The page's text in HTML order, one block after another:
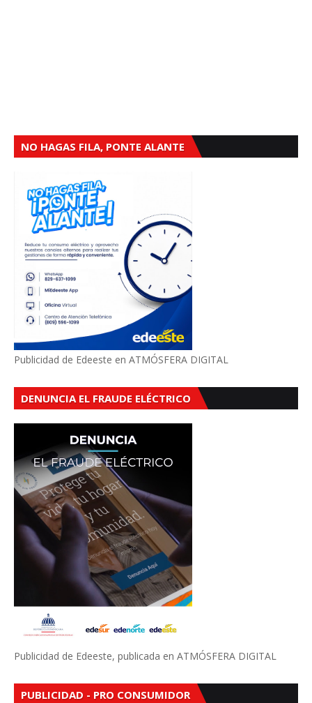
NO HAGAS FILA, PONTE ALANTE
Publicidad de Edeeste en ATMÓSFERA DIGITAL
DENUNCIA EL FRAUDE ELÉCTRICO
Publicidad de Edeeste, publicada en ATMÓSFERA DIGITAL
PUBLICIDAD - PRO CONSUMIDOR